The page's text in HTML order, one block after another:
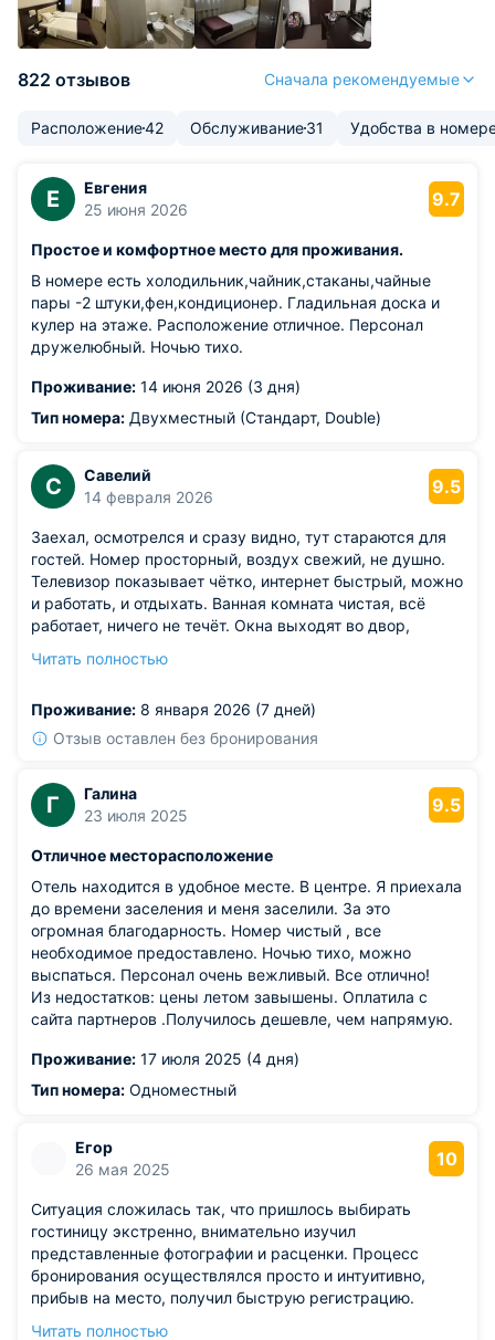
822 отзывов Сначала рекомендуемые
Расположение42 Обслуживание31 Удобства в
Е
Евгения
25 июня 2026
9.7
Простое и комфортное место для проживания.
В номере есть холодильник,чайник,стаканы,чайные
пары -2 штуки,фен,кондиционер. Гладильная доска и
кулер на этаже. Расположение отличное. Персонал
дружелюбный. Ночью тихо.
Проживание: 14 июня 2026 (3 дня)
Тип номера: Двухместный (Стандарт, Double)
С
Савелий
14 февраля 2026
9.5
Заехал, осмотрелся и сразу видно, тут стараются для
гостей. Номер просторный, воздух свежий, не душно.
Телевизор показывает чётко, интернет быстрый, можно
и работать, и отдыхать. Ванная комната чистая, всё
работает, ничего не течёт. Окна выходят во двор,
дома, только лучше.
ставить неудобно, но это мелочи.
Читать полностью
Проживание: 8 января 2026 (7 дней)
Отзыв оставлен без бронирования
Г
Галина
23 июля 2025
9.5
Отличное месторасположение
Отель находится в удобное месте. В центре. Я приехала
до времени заселения и меня заселили. За это
огромная благодарность. Номер чистый , все
необходимое предоставлено. Ночью тихо, можно
выспаться. Персонал очень вежливый. Все отлично!
Из недостатков: цены летом завышены. Оплатила с
сайта партнеров .Получилось дешевле, чем напрямую.
Проживание: 17 июля 2025 (4 дня)
Тип номера: Одноместный
Егор
26 мая 2025
10
Ситуация сложилась так, что пришлось выбирать
гостиницу экстренно, внимательно изучил
представленные фотографии и расценки. Процесс
бронирования осуществлялся просто и интуитивно,
прибыв на место, получил быструю регистрацию.
Читать полностью